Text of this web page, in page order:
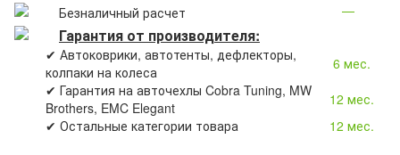
Безналичный расчет
—
Гарантия от производителя:
✔ Автоковрики, автотенты, дефлекторы,
колпаки на колеса
6 мес.
✔ Гарантия на авточехлы Cobra Tuning, MW
Brothers, EMC Elegant
12 мес.
✔ Остальные категории товара
12 мес.